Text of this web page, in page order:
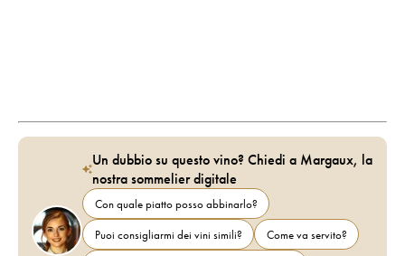
Un dubbio su questo vino? Chiedi a Margaux, la
nostra sommelier digitale
Con quale piatto posso abbinarlo?
Puoi consigliarmi dei vini simili?
Come va servito?